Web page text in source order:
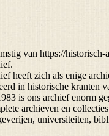
van https://historisch-
heeft zich als enige
in historische kranten
is ons archief enorm
archieven en
universiteiten,